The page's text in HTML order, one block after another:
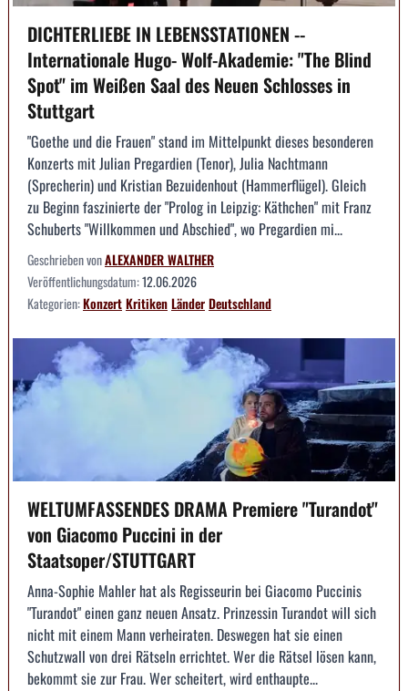
DICHTERLIEBE IN LEBENSSTATIONEN --
Internationale Hugo- Wolf-Akademie: "The Blind
Spot" im Weißen Saal des Neuen Schlosses in
Stuttgart
"Goethe und die Frauen" stand im Mittelpunkt dieses besonderen
Konzerts mit Julian Pregardien (Tenor), Julia Nachtmann
(Sprecherin) und Kristian Bezuidenhout (Hammerflügel). Gleich
zu Beginn faszinierte der "Prolog in Leipzig: Käthchen" mit Franz
Schuberts "Willkommen und Abschied", wo Pregardien mi...
Geschrieben vonALEXANDER WALTHER
Veröffentlichungsdatum:12.06.2026
Kategorien:KonzertKritikenLänderDeutschland
WELTUMFASSENDES DRAMA Premiere "Turandot"
von Giacomo Puccini in der
Staatsoper/STUTTGART
Anna-Sophie Mahler hat als Regisseurin bei Giacomo Puccinis
"Turandot" einen ganz neuen Ansatz. Prinzessin Turandot will sich
nicht mit einem Mann verheiraten. Deswegen hat sie einen
Schutzwall von drei Rätseln errichtet. Wer die Rätsel lösen kann,
bekommt sie zur Frau. Wer scheitert, wird enthaupte...